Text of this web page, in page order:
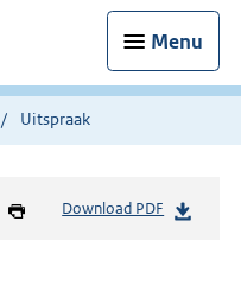
Menu
Uitspraak
Download PDF